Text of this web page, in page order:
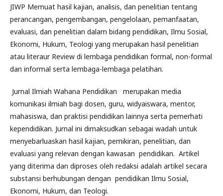
JIWP Memuat hasil kajian, analisis, dan penelitian tentang
perancangan, pengembangan, pengelolaan, pemanfaatan,
evaluasi, dan penelitian dalam bidang pendidikan, Ilmu Sosial,
Ekonomi, Hukum, Teologi yang merupakan hasil penelitian
atau literaur Review di lembaga pendidikan formal, non-formal
dan informal serta lembaga-lembaga pelatihan.
Jurnal Ilmiah Wahana Pendidikan merupakan media
komunikasi ilmiah bagi dosen, guru, widyaiswara, mentor,
mahasiswa, dan praktisi pendidikan lainnya serta pemerhati
kependidikan. Jurnal ini dimaksudkan sebagai wadah untuk
menyebarluaskan hasil kajian, pemikiran, penelitian, dan
evaluasi yang relevan dengan kawasan pendidikan. Artikel
yang diterima dan diproses oleh redaksi adalah artikel secara
substansi berhubungan dengan pendidikan Ilmu Sosial,
Ekonomi, Hukum, dan Teologi.